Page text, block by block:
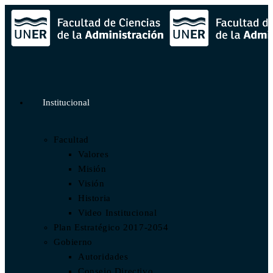
Institucional
Facultad
Valores
Misión
Visión
Historia
Video Institucional
Plan Estratégico 2017-2054
Gobierno
Autoridades